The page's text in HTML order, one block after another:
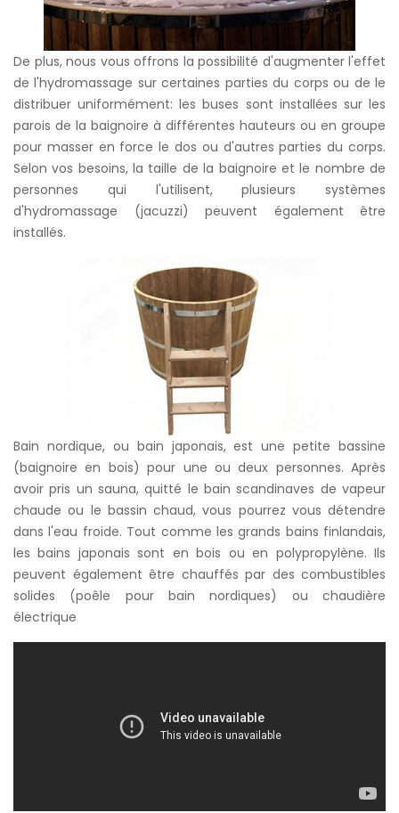
De plus, nous vous offrons la possibilité d'augmenter l'effet
de l'hydromassage sur certaines parties du corps ou de le
distribuer uniformément: les buses sont installées sur les
parois de la baignoire à différentes hauteurs ou en groupe
pour masser en force le dos ou d'autres parties du corps.
Selon vos besoins, la taille de la baignoire et le nombre de
personnes qui l'utilisent, plusieurs systèmes
d'hydromassage (jacuzzi) peuvent également être
installés.
Bain nordique, ou bain japonais, est une petite bassine
(baignoire en bois) pour une ou deux personnes. Après
avoir pris un sauna, quitté le bain scandinaves de vapeur
chaude ou le bassin chaud, vous pourrez vous détendre
dans l'eau froide. Tout comme les grands bains finlandais,
les bains japonais sont en bois ou en polypropylène. Ils
peuvent également être chauffés par des combustibles
solides (poêle pour bain nordiques) ou chaudière
électrique